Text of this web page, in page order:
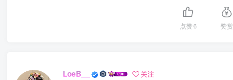
点赞6 赞赏
LoeB__ 关注